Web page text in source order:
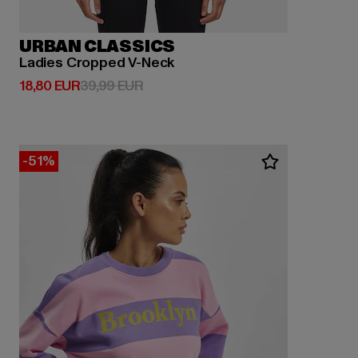
URBAN CLASSICS
Ladies Cropped V-Neck
18,80 EUR
Derzeitiger Preis: 18,80 EUR
39,99 EURAktionspreis: 39,99 EUR
-51%